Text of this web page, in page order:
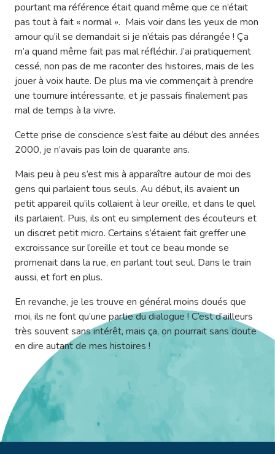
pourtant ma référence était quand même que ce n’était
pas tout à fait « normal ». Mais voir dans les yeux de mon
amour qu’il se demandait si je n’étais pas dérangée ! Ça
m’a quand même fait pas mal réfléchir. J’ai pratiquement
cessé, non pas de me raconter des histoires, mais de les
jouer à voix haute. De plus ma vie commençait à prendre
une tournure intéressante, et je passais finalement pas
mal de temps à la vivre.
Cette prise de conscience s’est faite au début des années
2000, je n’avais pas loin de quarante ans.
Mais peu à peu s’est mis à apparaître autour de moi des
gens qui parlaient tous seuls. Au début, ils avaient un
petit appareil qu’ils collaient à leur oreille, et dans le quel
ils parlaient. Puis, ils ont eu simplement des écouteurs et
un discret petit micro. Certains s’étaient fait greffer une
excroissance sur l’oreille et tout ce beau monde se
promenait dans la rue, en parlant tout seul. Dans le train
aussi, et fort en plus.
En revanche, je les trouve en général moins doués que
moi, ils ne font qu’une partie du dialogue ! C’est d’ailleurs
très souvent sans intérêt, mais ça, on pourrait sans doute
en dire autant de mes histoires !